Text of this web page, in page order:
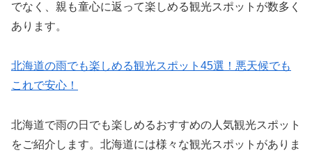
でなく、親も童心に返って楽しめる観光スポットが数多く
あります。
北海道の雨でも楽しめる観光スポット45選！悪天候でも
これで安心！
北海道で雨の日でも楽しめるおすすめの人気観光スポット
をご紹介します。北海道には様々な観光スポットがありま